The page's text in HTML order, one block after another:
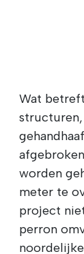
Wat
worden
meter te
project
perron